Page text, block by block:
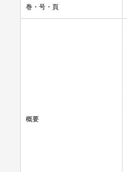
巻・号・頁
概要